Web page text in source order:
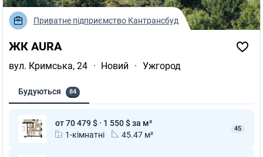
ЖК AURA
вул. Кримська, 24 · Новий · Ужгород
Будуються 84
от 70 479 $ · 1 550 $ за м²
1-кімнатні
45.47 м²
45
Приватне підприємство Кантрансбуд